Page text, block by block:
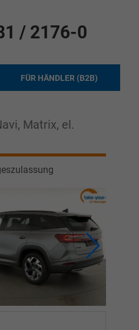
/ 2176-0
FÜR HÄNDLER (B2B)
Matrix, el.